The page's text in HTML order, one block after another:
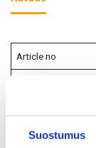
Suostumus
Article no
933024